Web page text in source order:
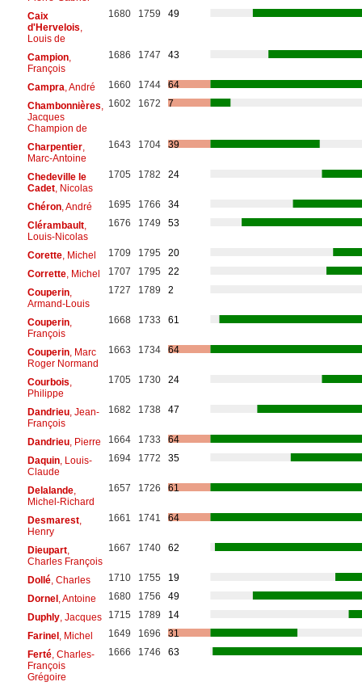
Caix
d'Hervelois
Louis de
1680 1759 49
Campion,
François
1686 1747 43
Campra , André 1660 1744
64
Chambonnières
Jacques
Champion de
1602 1672 7
Charpentier,
Marc-Antoine
1643 1704 39
Chedeville le
Cadet, Nicolas
1705 1782 24
Chéron, André 1695 1766
34
Clérambault,
Louis-Nicolas
1676 1749 53
Corette, Michel 1709 1795
20
Corrette, Michel 1707 1795
22
Couperin,
Armand-Louis
1727 1789 2
Couperin,
François
1668 1733 61
Couperin, Marc
Roger Normand
1663 1734 64
Courbois
Philippe
1705 1730 24
Dandrieu, Jean-
François
1682 1738 47
Dandrieu, Pierre 1664 1733
64
Daquin, Louis-
Claude
1694 1772 35
Delalande,
Michel-Richard
1657 1726 61
Desmarest,
Henry
1661 1741 64
Dieupart,
Charles François
1667 1740 62
Dollé, Charles 1710 1755
19
Dornel, Antoine 1680 1756
49
Duphly, Jacques 1715 1789
14
Farinel, Michel 1649 1696
31
Ferté, Charles-
François
Grégoire
1666 1746 63